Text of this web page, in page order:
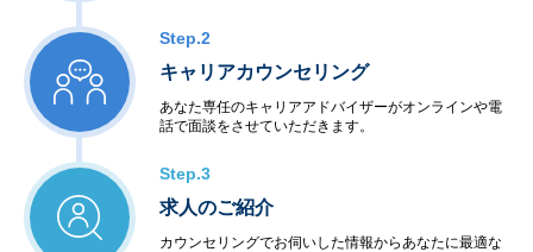
Step.2
キャリアカウンセリング
あなた専任のキャリアアドバイザーがオンラインや電
話で面談をさせていただきます。
Step.3
求人のご紹介
カウンセリングでお伺いした情報からあなたに最適な